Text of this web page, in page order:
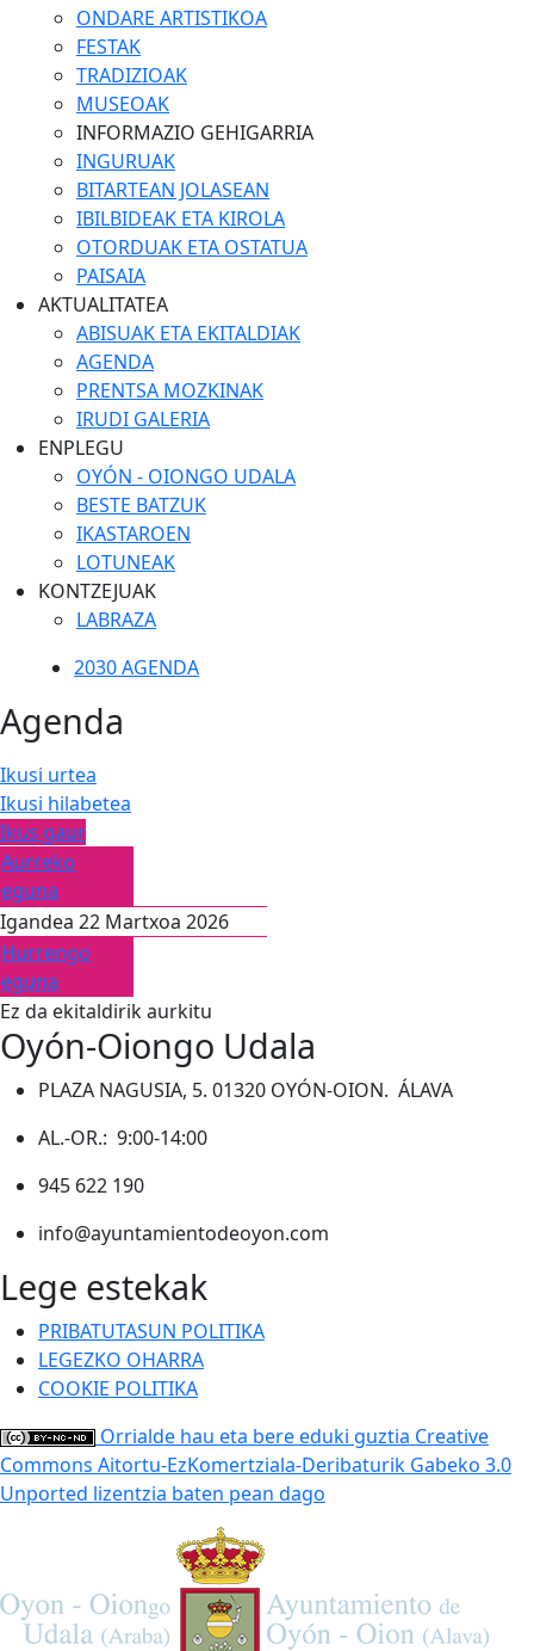
ONDARE ARTISTIKOA
FESTAK
TRADIZIOAK
MUSEOAK
INFORMAZIO GEHIGARRIA
INGURUAK
BITARTEAN JOLASEAN
IBILBIDEAK ETA KIROLA
OTORDUAK ETA OSTATUA
PAISAIA
AKTUALITATEA
ABISUAK ETA EKITALDIAK
AGENDA
PRENTSA MOZKINAK
IRUDI GALERIA
ENPLEGU
OYÓN - OIONGO UDALA
BESTE BATZUK
IKASTAROEN
LOTUNEAK
KONTZEJUAK
LABRAZA
2030 AGENDA
Agenda
Ikusi urtea
Ikusi hilabetea
Ikus gaur
Aurreko
eguna
Igandea 22 Martxoa 2026
Hurrengo
eguna
Ez da ekitaldirik aurkitu
Oyón-Oiongo Udala
PLAZA NAGUSIA, 5. 01320 OYÓN-OION. ÁLAVA
AL.-OR.: 9:00-14:00
945 622 190
info@ayuntamientodeoyon.com
Lege estekak
PRIBATUTASUN POLITIKA
LEGEZKO OHARRA
COOKIE POLITIKA
Orrialde hau eta bere eduki guztia Creative
Commons Aitortu-EzKomertziala-Deribaturik Gabeko 3.0
Unported lizentzia baten pean dago